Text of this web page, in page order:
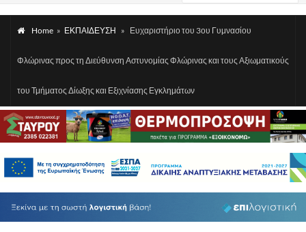
Home » ΕΚΠΑΙΔΕΥΣΗ » Ευχαριστήριο του 3ου Γυμνασίου
Φλώρινας προς τη Διεύθυνση Αστυνομίας Φλώρινας και τους Αξιωματικούς
του Τμήματος Δίωξης και Εξιχνίασης Εγκλημάτων